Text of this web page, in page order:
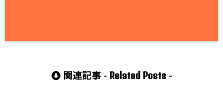
関連記事 - Related Posts-